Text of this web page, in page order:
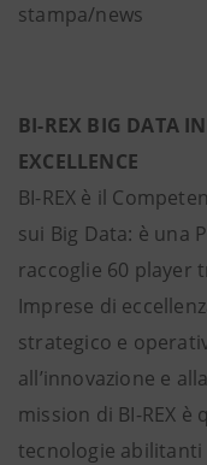
stampa/news
BI-REX BIG DATA
EXCELLENCE
BI-REX è il
sui Big Data: è una
raccoglie 60 player
Imprese di
strategico e
all’innovazione e
mission di BI-REX è
tecnologie abilitanti